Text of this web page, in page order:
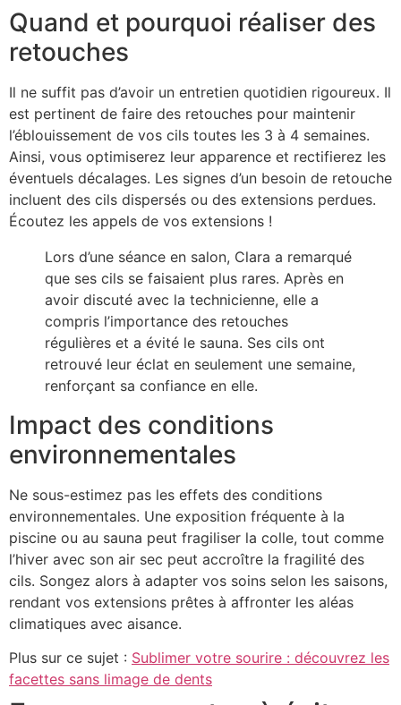
Quand et pourquoi réaliser des
retouches
Il ne suffit pas d’avoir un entretien quotidien rigoureux. Il
est pertinent de faire des retouches pour maintenir
l’éblouissement de vos cils toutes les 3 à 4 semaines.
Ainsi, vous optimiserez leur apparence et rectifierez les
éventuels décalages. Les signes d’un besoin de retouche
incluent des cils dispersés ou des extensions perdues.
Écoutez les appels de vos extensions !
Lors d’une séance en salon, Clara a remarqué
que ses cils se faisaient plus rares. Après en
avoir discuté avec la technicienne, elle a
compris l’importance des retouches
régulières et a évité le sauna. Ses cils ont
retrouvé leur éclat en seulement une semaine,
renforçant sa confiance en elle.
Impact des conditions
environnementales
Ne sous-estimez pas les effets des conditions
environnementales. Une exposition fréquente à la
piscine ou au sauna peut fragiliser la colle, tout comme
l’hiver avec son air sec peut accroître la fragilité des
cils. Songez alors à adapter vos soins selon les saisons,
rendant vos extensions prêtes à affronter les aléas
climatiques avec aisance.
Plus sur ce sujet : Sublimer votre sourire : découvrez les
facettes sans limage de dents